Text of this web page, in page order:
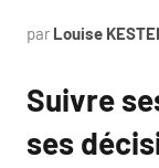
par Louise
Suivre
ses